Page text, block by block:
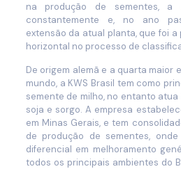
na produção de sementes, a
constantemente e, no ano
extensão da atual planta, que foi a
horizontal no processo de
De origem alemã e a quarta maior
mundo, a KWS Brasil tem como
semente de milho, no entanto
soja e sorgo. A empresa
em Minas Gerais, e tem
de produção de sementes,
diferencial em melhoramento
todos os principais ambientes do